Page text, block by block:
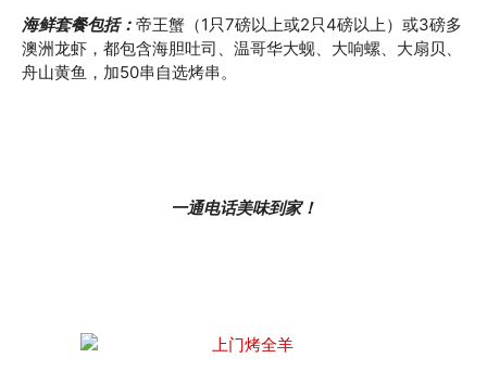
海鲜套餐包括： 帝王蟹（1只7磅以上或2只4磅以上）或3磅多
澳洲龙虾，都包含海胆吐司、温哥华大蚬、大响螺、大扇贝、
舟山黄鱼，加50串自选烤串。
一通电话美味到家！